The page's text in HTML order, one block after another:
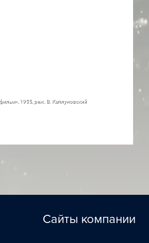
1955, реж. В. Каплуновский
Сайты компании